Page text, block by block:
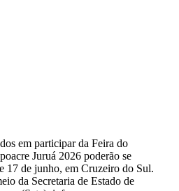
em participar da Feira do
Juruá 2026 poderão se
17 de junho, em Cruzeiro do Sul.
da Secretaria de Estado de